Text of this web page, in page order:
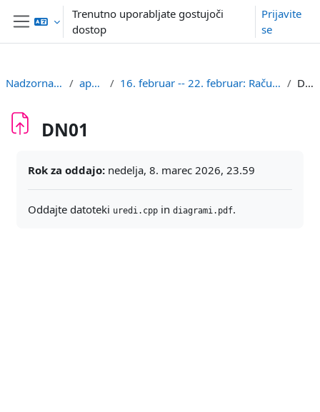
Preskoči na glavno vsebino
Stransko polje
Trenutno uporabljate gostujoči
dostop
Prijavite
se
Nadzorna plošča aps2uni 16. februar -- 22. februar: Računska zahtevnost DN01
DN01
Rok za oddajo: nedelja, 8. marec 2026, 23.59
Oddajte datoteki uredi.cpp in diagrami.pdf.